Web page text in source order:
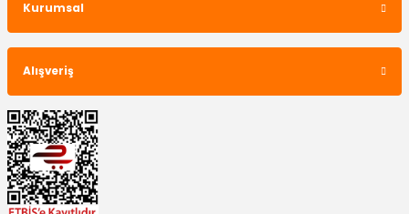
Kurumsal
Alışveriş